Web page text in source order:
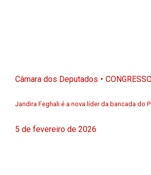
Câmara dos Deputados
Jandira Feghali é a nova líder da bancada do
5 de fevereiro de 2026